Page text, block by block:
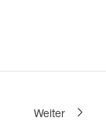
Weiter